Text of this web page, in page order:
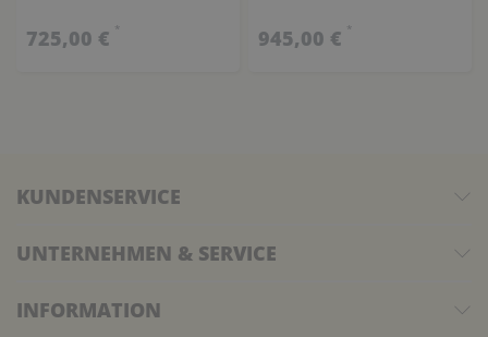
725,00 € * 945,00 € *
KUNDENSERVICE
UNTERNEHMEN & SERVICE
INFORMATION